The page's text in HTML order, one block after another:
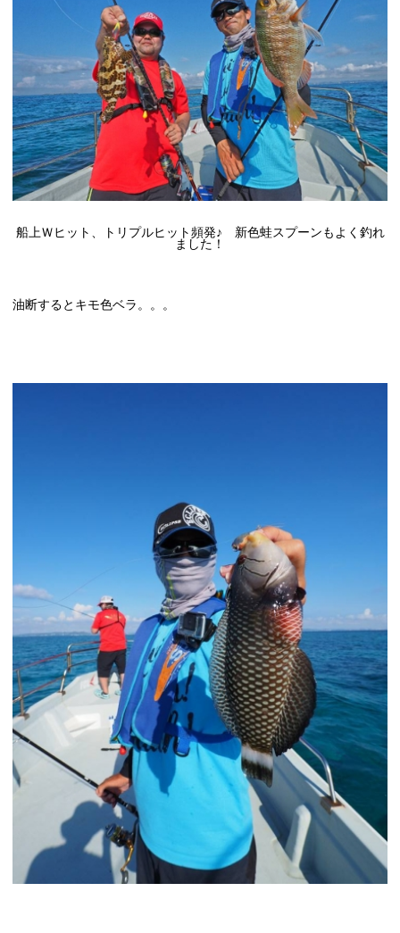
船上Ｗヒット、トリプルヒット頻発♪ 新色蛙スプーンもよく釣れ
ました！
油断するとキモ色ベラ。。。